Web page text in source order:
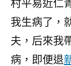
村平易近仁
我生病了，
夫，后來我
病，即便退